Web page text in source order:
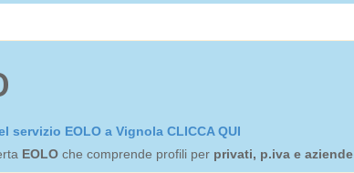
servizio EOLO a Vignola CLICCA QUI
EOLO che comprende profili per privati, p.iva e aziende